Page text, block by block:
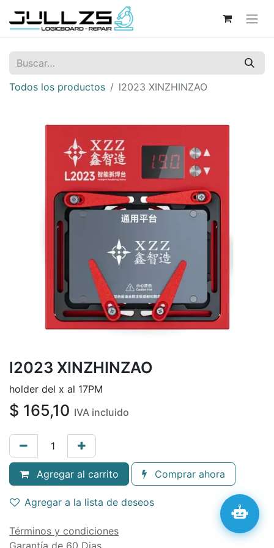
Todos los productos l2023 XINZHINZAO
l2023 XINZHINZAO
holder del x al 17PM
$ 165,10 IVA incluido
Agregar al carrito Comprar ahora
Agregar a la lista de deseos
Términos y condiciones
Garantía de 60 Dias